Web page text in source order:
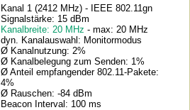
Kanal 1 (2412 MHz) - IEEE 802.11gn
Signalstärke: 15 dBm
Kanalbreite: 20 MHz- max: 20 MHz
dyn. Kanalauswahl: Monitormodus
Ø Kanalnutzung: 2%
Ø Kanalbelegung zum Senden: 1%
Ø Anteil empfangender 802.11-Pakete:
4%
Ø Rauschen: -84 dBm
Beacon Interval: 100 ms